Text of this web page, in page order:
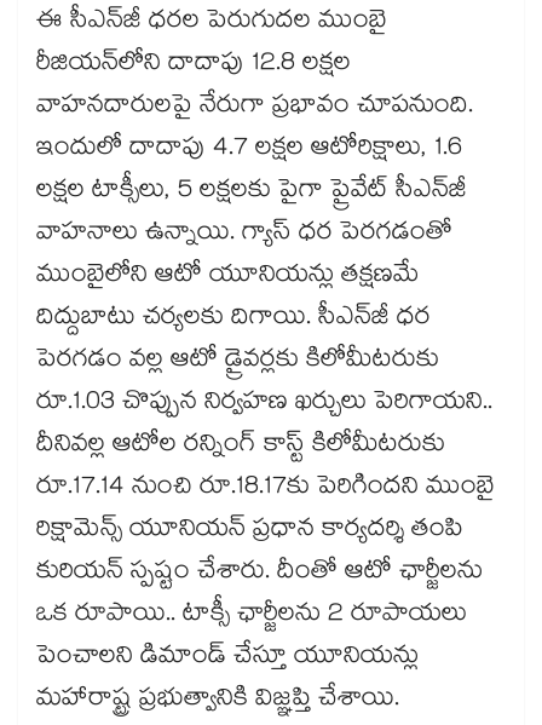
ఈ సీఎన్‌జీ ధరల పెరుగుదల ముంబై
రీజియన్‌లోని దాదాపు 12.8 లక్షల
వాహనదారులపై నేరుగా ప్రభావం చూపనుంది.
ఇందులో దాదాపు 4.7 లక్షల ఆటోరిక్షాలు, 1.6
లక్షల టాక్సీలు, 5 లక్షలకు పైగా ప్రైవేట్ సీఎన్‌జీ
వాహనాలు ఉన్నాయి. గ్యాస్ ధర పెరగడంతో
ముంబైలోని ఆటో యూనియన్లు తక్షణమే
దిద్దుబాటు చర్యలకు దిగాయి. సీఎన్‌జీ ధర
పెరగడం వల్ల ఆటో డ్రైవర్లకు కిలోమీటరుకు
రూ.1.03 చొప్పున నిర్వహణ ఖర్చులు పెరిగాయని..
దీనివల్ల ఆటోల రన్నింగ్ కాస్ట్ కిలోమీటరుకు
రూ.17.14 నుంచి రూ.18.17కు పెరిగిందని ముంబై
రిక్షామెన్స్ యూనియన్ ప్రధాన కార్యదర్శి తంపి
కురియన్ స్పష్టం చేశారు. దీంతో ఆటో ఛార్జీలను
ఒక రూపాయి.. టాక్సీ ఛార్జీలను 2 రూపాయలు
పెంచాలని డిమాండ్ చేస్తూ యూనియన్లు
మహారాష్ట్ర ప్రభుత్వానికి విజ్ఞప్తి చేశాయి.